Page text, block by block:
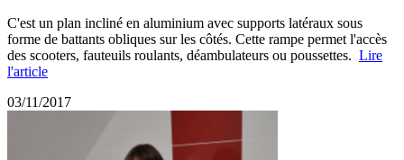
C'est un plan incliné en aluminium avec supports latéraux sous
forme de battants obliques sur les côtés. Cette rampe permet l'accès
des scooters, fauteuils roulants, déambulateurs ou poussettes. Lire
l'article
03/11/2017